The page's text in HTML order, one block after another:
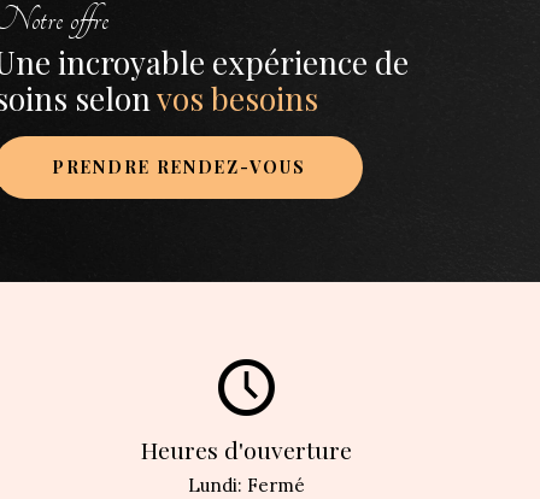
offre
incroyable expérience de
selon vos besoins
PRENDRE RENDEZ-VOUS
Heures d'ouverture
Lundi: Fermé